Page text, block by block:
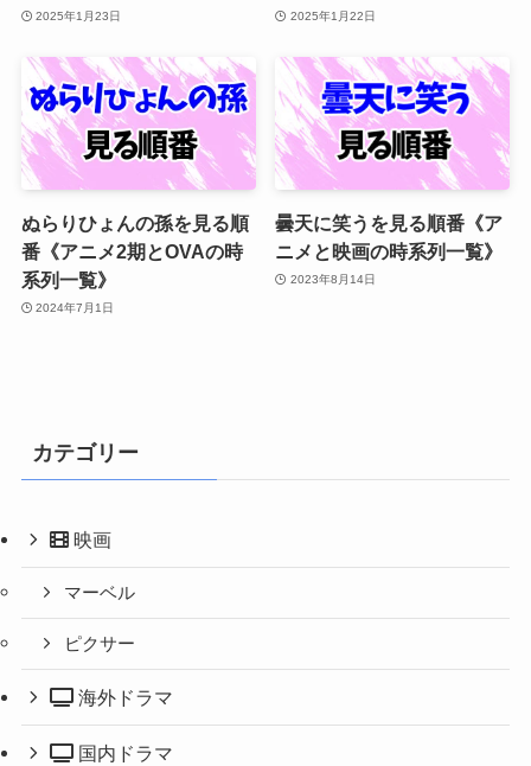
2025年1月23日 2025年1月22日
ぬらりひょんの孫を見る順
番《アニメ2期とOVAの時
系列一覧》
2024年7月1日
曇天に笑うを見る順番《ア
ニメと映画の時系列一覧》
2023年8月14日
カテゴリー
映画
マーベル
ピクサー
海外ドラマ
国内ドラマ